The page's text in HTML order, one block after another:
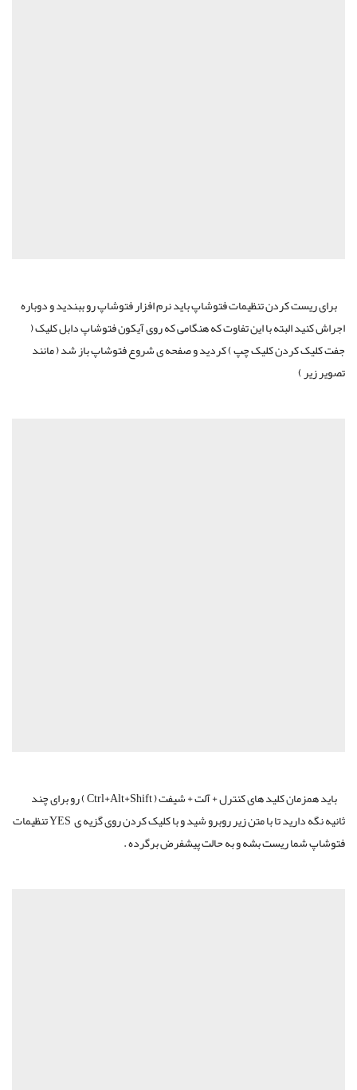
برای ریست کردن تنظیمات فتوشاپ باید نرم افزار فتوشاپ رو ببندید و دوباره
اجراش کنید البته با این تفاوت که هنگامی که روی آیکون فتوشاپ دابل کلیک (
جفت کلیک کردن کلیک چپ ) کردید و صفحه ی شروع فتوشاپ باز شد ( مانند
تصویر زیر )
باید همزمان کلید های کنترل + آلت + شیفت ( Ctrl+Alt+Shift ) رو برای چند
ثانیه نگه دارید تا با متن زیر روبرو شید و با کلیک کردن روی گزیه ی YES تنظیمات
فتوشاپ شما ریست بشه و به حالت پیشفرض برگرده .